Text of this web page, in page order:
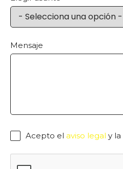
Mensaje
Acepto el aviso legal y la